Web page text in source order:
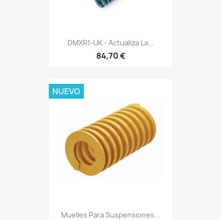
DMXR1-UK - Actualiza La...
84,70 €
Muelles Para Suspensiones...
NUEVO